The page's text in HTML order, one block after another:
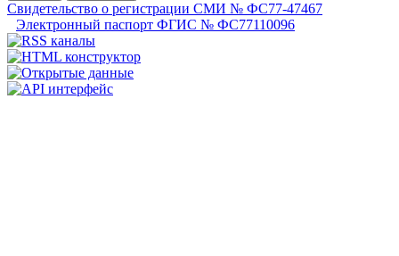
Свидетельство о регистрации СМИ № ФС77-47467
Электронный паспорт ФГИС № ФС77110096